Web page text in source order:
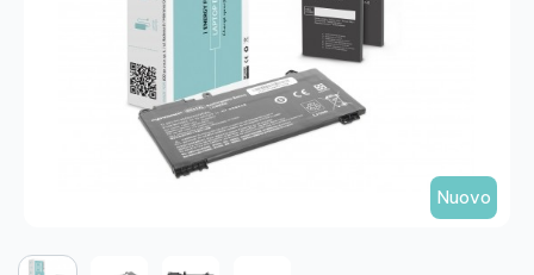
Nuovo